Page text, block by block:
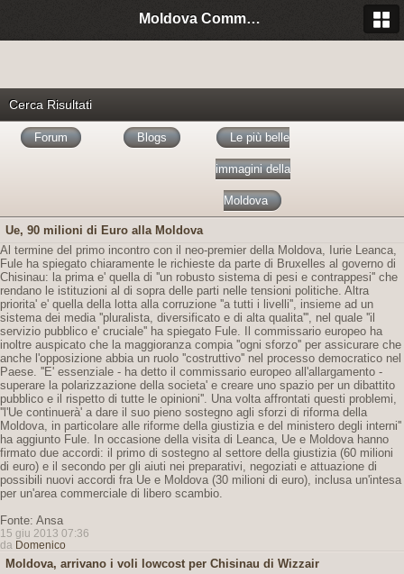
Moldova Community Italia
Cerca Risultati
Forum Blogs Le più belle
immagini della
Moldova
Ue, 90 milioni di Euro alla Moldova
Al termine del primo incontro con il neo-premier della Moldova, Iurie Leanca,
Fule ha spiegato chiaramente le richieste da parte di Bruxelles al governo di
Chisinau: la prima e' quella di ''un robusto sistema di pesi e contrappesi'' che
rendano le istituzioni al di sopra delle parti nelle tensioni politiche. Altra
priorita' e' quella della lotta alla corruzione ''a tutti i livelli'', insieme ad un
sistema dei media ''pluralista, diversificato e di alta qualita''', nel quale ''il
servizio pubblico e' cruciale'' ha spiegato Fule. Il commissario europeo ha
inoltre auspicato che la maggioranza compia ''ogni sforzo'' per assicurare che
anche l'opposizione abbia un ruolo ''costruttivo'' nel processo democratico nel
Paese. ''E' essenziale - ha detto il commissario europeo all'allargamento -
superare la polarizzazione della societa' e creare uno spazio per un dibattito
pubblico e il rispetto di tutte le opinioni''. Una volta affrontati questi problemi,
''l'Ue continuerà' a dare il suo pieno sostegno agli sforzi di riforma della
Moldova, in particolare alle riforme della giustizia e del ministero degli interni''
ha aggiunto Fule. In occasione della visita di Leanca, Ue e Moldova hanno
firmato due accordi: il primo di sostegno al settore della giustizia (60 milioni
di euro) e il secondo per gli aiuti nei preparativi, negoziati e attuazione di
possibili nuovi accordi fra Ue e Moldova (30 milioni di euro), inclusa un'intesa
per un'area commerciale di libero scambio.
Fonte: Ansa
15 giu 2013 07:36
da Domenico
Moldova, arrivano i voli lowcost per Chisinau di Wizzair